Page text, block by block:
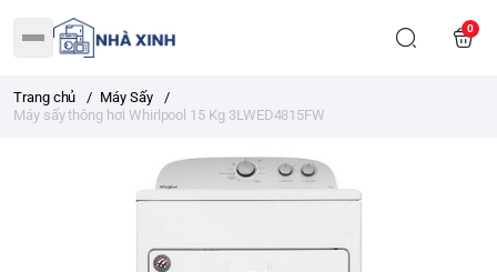
0
Trang chủ / Máy Sấy
/
Máy sấy thông hơi Whirlpool 15 Kg 3LWED4815FW